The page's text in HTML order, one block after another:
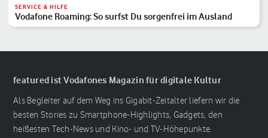
SERVICE & HILFE
Vodafone Roaming: So surfst Du sorgenfrei im Ausland
featured ist Vodafones Magazin für digitale Kultur
Als Begleiter auf dem Weg ins Gigabit-Zeitalter liefern wir die
besten Stories zu Smartphone-Highlights, Gadgets, den
heißesten Tech-News und Kino- und TV-Höhepunkte.